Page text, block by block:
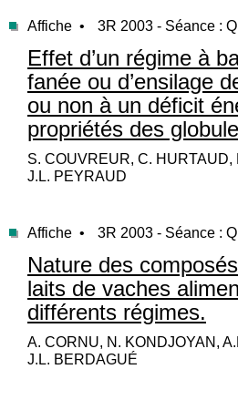
Affiche • 3R 2003 - Séance :
Effet d’un régime à
fanée ou d’ensilage
ou non à un déficit
propriétés des
S. COUVREUR, C. HURTAUD,
J.L. PEYRAUD
Affiche • 3R 2003 - Séance :
Nature des
laits de vaches
différents régimes.
A. CORNU, N. KONDJOYAN,
J.L. BERDAGUÉ